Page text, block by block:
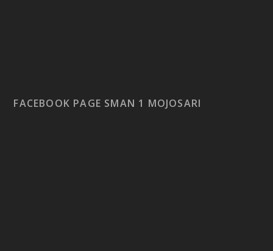
FACEBOOK PAGE SMAN 1 MOJOSARI